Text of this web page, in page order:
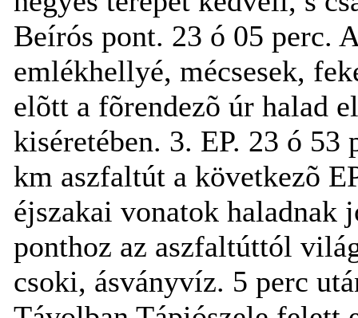
Beírós pont. 23 ó 05 perc.
emlékhellyé, mécsesek,
elõtt a fõrendezõ úr halad
kiséretében. 3. EP. 23 ó
km aszfaltút a következõ
éjszakai vonatok
ponthoz az aszfaltúttól
csoki, ásványvíz. 5 perc